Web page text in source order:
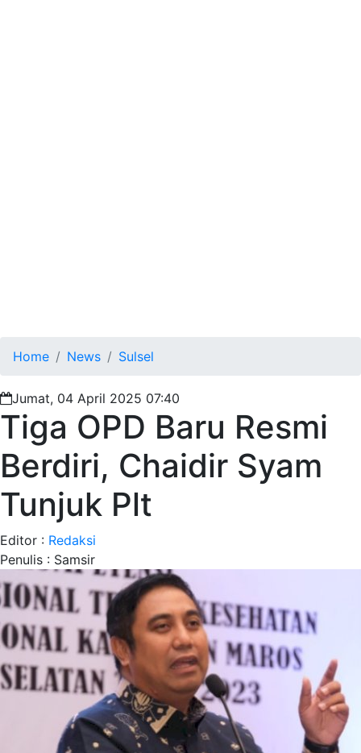
Home News Sulsel
Jumat, 04 April 2025 07:40
Tiga OPD Baru Resmi
Berdiri, Chaidir Syam
Tunjuk Plt
Editor : Redaksi
Penulis : Samsir